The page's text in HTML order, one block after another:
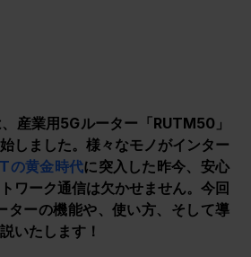
産業用5Gルーター「RUTM50」
しました。様々なモノがインター
の黄金時代に突入した昨今、安心
ワーク通信は欠かせません。今回
ターの機能や、使い方、そして導
いたします！